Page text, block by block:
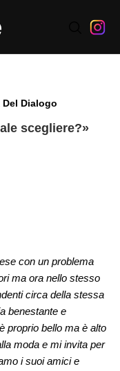
Del Dialogo
scegliere?»
con un problema
ma ora nello stesso
circa della stessa
benestante e
proprio bello ma è alto
moda e mi invita per
i suoi amici e